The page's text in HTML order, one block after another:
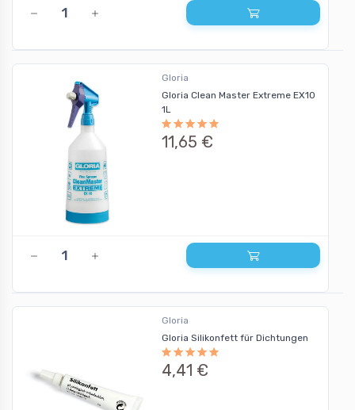
Gloria
Gloria Clean Master Extreme EX10
1L
11,65 €
Gloria
Gloria Silikonfett für Dichtungen
4,41 €